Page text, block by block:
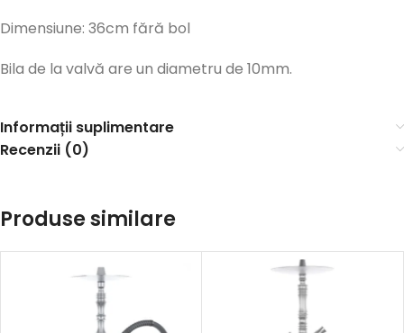
Dimensiune: 36cm fără bol
Bila de la valvă are un diametru de 10mm.
Informații suplimentare
Recenzii (0)
Produse similare